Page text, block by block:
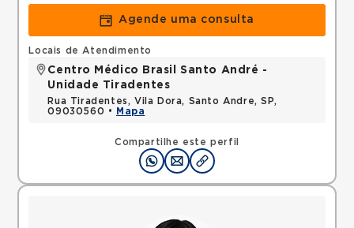
Agende uma consulta
Compartilhe este perfil
Locais de Atendimento
Centro Médico Brasil Santo André -
Unidade Tiradentes
Rua Tiradentes, Vila Dora, Santo Andre, SP,
09030560 •
Mapa